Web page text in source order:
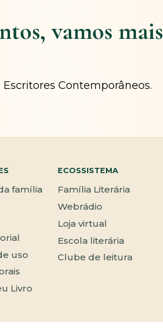
vamos mais
Contemporâneos.
família
uso
Livro
ECOSSISTEMA
Família Literária
Webrádio
Loja virtual
Escola literária
Clube de leitura